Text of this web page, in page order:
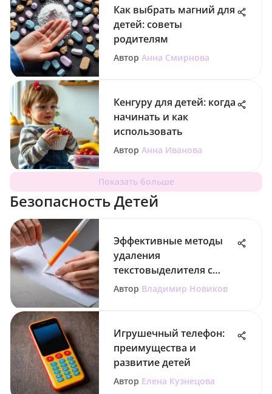
Как выбрать магний для
детей: советы
родителям
Автор Анна Смирнова
Кенгуру для детей: когда
начинать и как
использовать
Автор Анна Иванова
Показать больше
Безопасность Детей
Эффективные методы
удаления
текстовыделителя с
бумаги
Автор Владимир Новиков
Игрушечный телефон:
преимущества и
развитие детей
Автор Елена Кузнецова